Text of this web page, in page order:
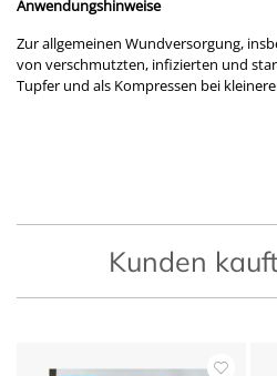
Anwendungshinweise
Zur allgemeinen Wundversorgung,
von verschmutzten, infizierten und
Tupfer und als Kompressen bei
Kunden